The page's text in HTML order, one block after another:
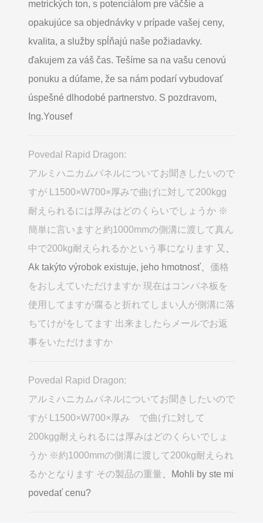
metrických ton, s potenciálom pre väčšie a
opakujúce sa objednávky v prípade vašej ceny,
kvalita, a služby spĺňajú naše požiadavky.
ďakujem za váš čas. Tešíme sa na vašu cenovú
ponuku a dúfame, že sa nám podarí vybudovať
úspešné dlhodobé partnerstvo. S pozdravom,
Ing.Yousef
Povedal Rapid Dragon:
アルミハニカムパネルについてお聞きしたいので
すが L1500×W700×厚みで曲げに対して200kgg
耐えられるには厚みはどのくらいでしょうか ※
簡単に言いますと約1000mmの側溝に渡して真ん
中で200kg耐えられるかという事になります 又
Ak takýto výrobok existuje, jeho hmotnosť、 価格
をおしえていただけますか 現在はコンパネ板を
使用してますが腐ると折れてしまい人が側溝に落
ちてけがをしてます 出来ましたらメールでお返
事をいただけますか
Povedal Rapid Dragon:
アルミハニカムパネルについてお聞きしたいので
すが L1500×W700×厚み で曲げに対して
200kgg耐えられるには厚みはどのくらいでしょ
うか ※約1000mmの側溝に渡して200kg耐えられ
るかとなります その製品の重量 、Mohli by ste mi
povedať cenu?